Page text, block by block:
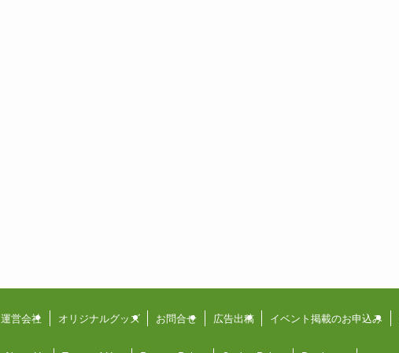
運営会社 オリジナルグッズ お問合せ 広告出稿 イベント掲載のお申込み